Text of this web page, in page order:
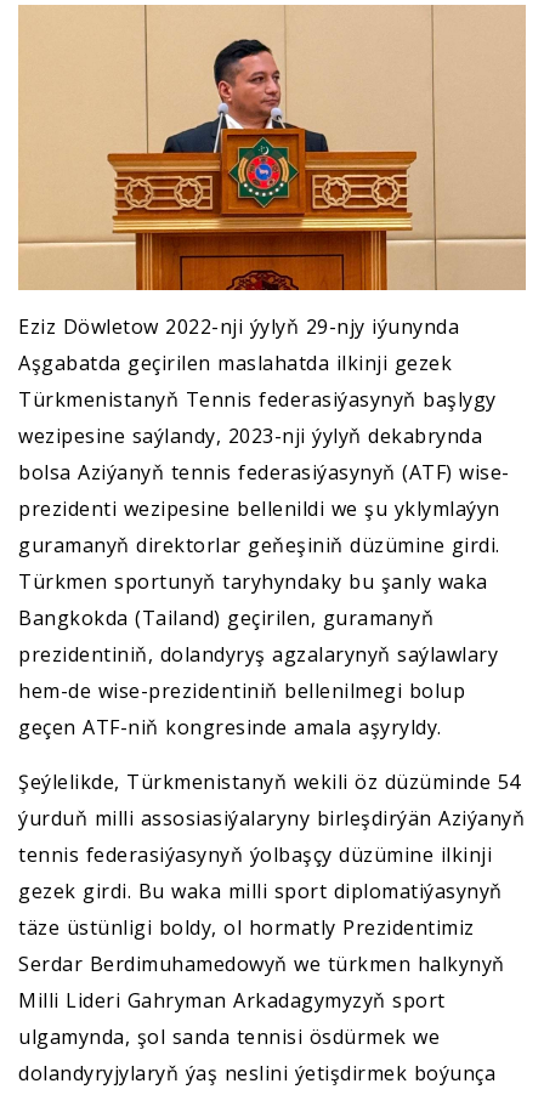
Eziz Döwletow 2022-nji ýylyň 29-njy iýunynda
Aşgabatda geçirilen maslahatda ilkinji gezek
Türkmenistanyň Tennis federasiýasynyň başlygy
wezipesine saýlandy, 2023-nji ýylyň dekabrynda
bolsa Aziýanyň tennis federasiýasynyň (ATF) wise-
prezidenti wezipesine bellenildi we şu yklymlaýyn
guramanyň direktorlar geňeşiniň düzümine girdi.
Türkmen sportunyň taryhyndaky bu şanly waka
Bangkokda (Tailand) geçirilen, guramanyň
prezidentiniň, dolandyryş agzalarynyň saýlawlary
hem-de wise-prezidentiniň bellenilmegi bolup
geçen ATF-niň kongresinde amala aşyryldy.
Şeýlelikde, Türkmenistanyň wekili öz düzüminde 54
ýurduň milli assosiasiýalaryny birleşdirýän Aziýanyň
tennis federasiýasynyň ýolbaşçy düzümine ilkinji
gezek girdi. Bu waka milli sport diplomatiýasynyň
täze üstünligi boldy, ol hormatly Prezidentimiz
Serdar Berdimuhamedowyň we türkmen halkynyň
Milli Lideri Gahryman Arkadagymyzyň sport
ulgamynda, şol sanda tennisi ösdürmek we
dolandyryjylaryň ýaş neslini ýetişdirmek boýunça